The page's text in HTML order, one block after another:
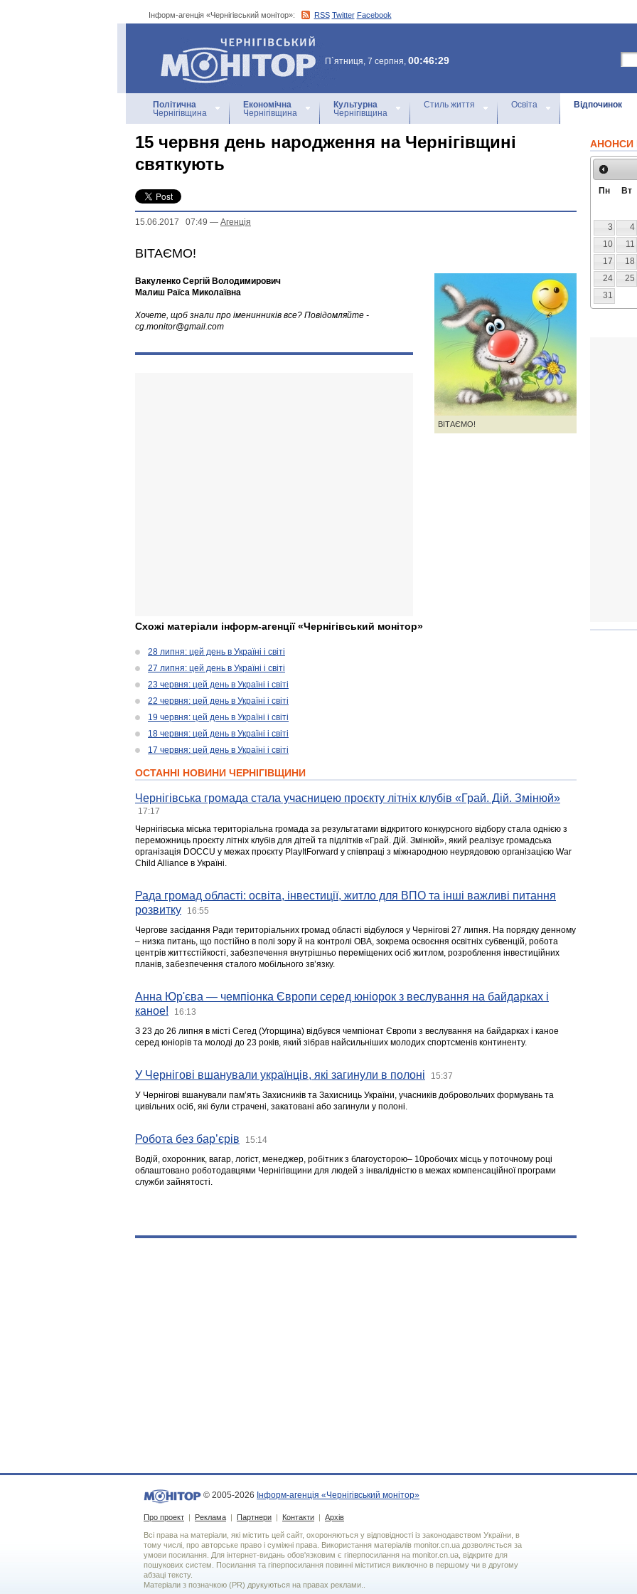
Інформ-агенція «Чернігівський монітор»: RSS Twitter Facebook
Інформ-агенція
«Чернігівський монітор»
П`ятниця, 7 серпня, 00:46:29
Політична
Чернігівщина
Економічна
Чернігівщина
Культурна
Чернігівщина
Стиль життя Освіта Відпочинок
15 червня день народження на Чернігівщині
святкують
15.06.2017 07:49 — Агенцiя
ВІТАЄМО!
ВІТАЄМО!
Вакуленко Сергій Володимирович
Малиш Раїса Миколаївна
Хочете, щоб знали про іменинників все? Повідомляйте -
cg.monitor@gmail.com
Схожі матеріали інформ-агенції «Чернігівський монітор»
28 липня: цей день в Україні і світі
27 липня: цей день в Україні і світі
23 червня: цей день в Україні і світі
22 червня: цей день в Україні і світі
19 червня: цей день в Україні і світі
18 червня: цей день в Україні і світі
17 червня: цей день в Україні і світі
ОСТАННІ НОВИНИ ЧЕРНІГІВЩИНИ
Чернігівська громада стала учасницею проєкту літніх клубів «Грай. Дій. Змінюй»
17:17
Чернігівська міська територіальна громада за результатами відкритого конкурсного відбору стала однією з
переможниць проєкту літніх клубів для дітей та підлітків «Грай. Дій. Змінюй», який реалізує громадська
організація DOCCU у межах проєкту PlayItForward у співпраці з міжнародною неурядовою організацією War
Child Alliance в Україні.
Рада громад області: освіта, інвестиції, житло для ВПО та інші важливі питання
розвитку
16:55
Чергове засідання Ради територіальних громад області відбулося у Чернігові 27 липня. На порядку денному
– низка питань, що постійно в полі зору й на контролі ОВА, зокрема освоєння освітніх субвенцій, робота
центрів життєстійкості, забезпечення внутрішньо переміщених осіб житлом, розроблення інвестиційних
планів, забезпечення сталого мобільного зв’язку.
Анна Юр'єва — чемпіонка Європи серед юніорок з веслування на байдарках і
каное!
16:13
З 23 до 26 липня в місті Сегед (Угорщина) відбувся чемпіонат Європи з веслування на байдарках і каное
серед юніорів та молоді до 23 років, який зібрав найсильніших молодих спортсменів континенту.
У Чернігові вшанували українців, які загинули в полоні 15:37
У Чернігові вшанували пам’ять Захисників та Захисниць України, учасників добровольчих формувань та
цивільних осіб, які були страчені, закатовані або загинули у полоні.
Робота без бар’єрів 15:14
Водій, охоронник, вагар, логіст, менеджер, робітник з благоусторою– 10робочих місць у поточному році
облаштовано роботодавцями Чернігівщини для людей з інвалідністю в межах компенсаційної програми
служби зайнятості.
АНОНСИ
Пн Вт
3
4
10
11
17
18
24
25
31
© 2005-2026 Інформ-агенція «Чернігівський монітор»
Про проект | Реклама | Партнери | Контакти | Архів
Всі права на матеріали, які містить цей сайт, охороняються у відповідності із законодавством України, в
тому числі, про авторське право і суміжні права. Використання матерiалiв monitor.cn.ua дозволяється за
умови посилання. Для iнтернет-видань обов'язковим є гiперпосилання на monitor.cn.ua, відкрите для
пошукових систем. Посилання та гіперпосилання повинні міститися виключно в першому чи в другому
абзаці тексту.
Матеріали з позначкою (PR) друкуються на правах реклами..